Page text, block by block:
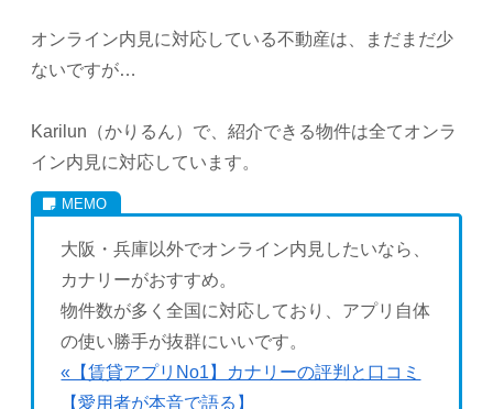
オンライン内見に対応している不動産は、まだまだ少
ないですが…
Karilun（かりるん）で、紹介できる物件は全てオンラ
イン内見に対応しています。
大阪・兵庫以外でオンライン内見したいなら、
カナリーがおすすめ。
物件数が多く全国に対応しており、アプリ自体
の使い勝手が抜群にいいです。
«【賃貸アプリNo1】カナリーの評判と口コミ
【愛用者が本音で語る】